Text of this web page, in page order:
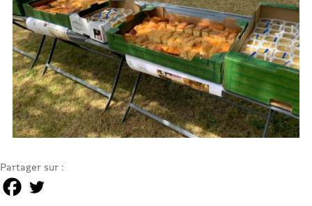
Partager sur :